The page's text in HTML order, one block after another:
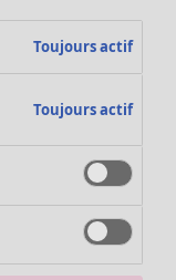
Toujours actif
Toujours actif